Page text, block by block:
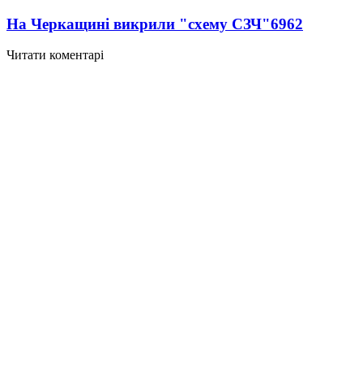
На Черкащині викрили "схему СЗЧ"6962
Читати коментарі